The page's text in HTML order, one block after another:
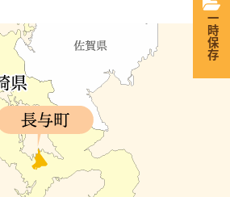
一時保存